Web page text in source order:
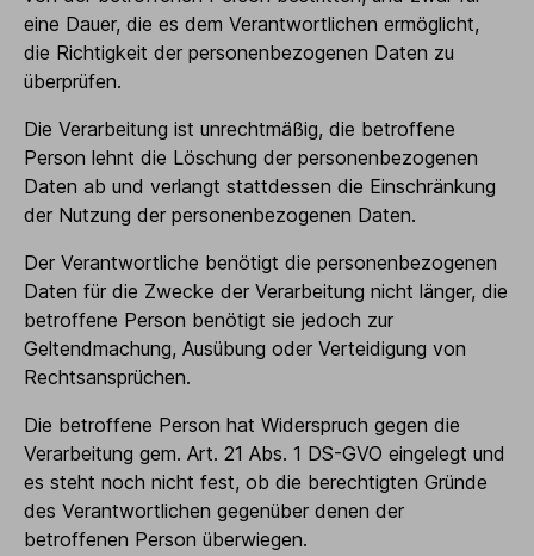
eine Dauer, die es dem Verantwortlichen ermöglicht,
die Richtigkeit der personenbezogenen Daten zu
überprüfen.
Die Verarbeitung ist unrechtmäßig, die betroffene
Person lehnt die Löschung der personenbezogenen
Daten ab und verlangt stattdessen die Einschränkung
der Nutzung der personenbezogenen Daten.
Der Verantwortliche benötigt die personenbezogenen
Daten für die Zwecke der Verarbeitung nicht länger, die
betroffene Person benötigt sie jedoch zur
Geltendmachung, Ausübung oder Verteidigung von
Rechtsansprüchen.
Die betroffene Person hat Widerspruch gegen die
Verarbeitung gem. Art. 21 Abs. 1 DS-GVO eingelegt und
es steht noch nicht fest, ob die berechtigten Gründe
des Verantwortlichen gegenüber denen der
betroffenen Person überwiegen.